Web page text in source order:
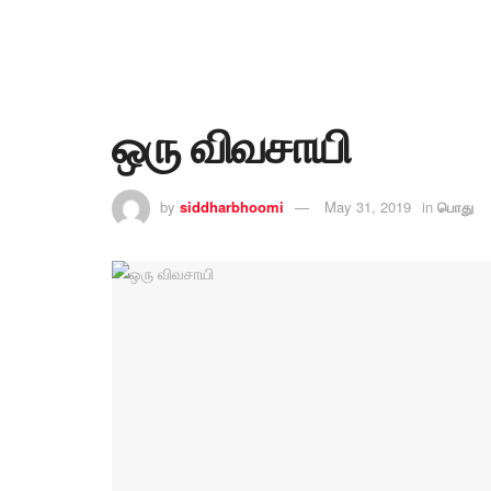
ஒரு விவசாயி
by siddharbhoomi May 31, 2019 in பொது